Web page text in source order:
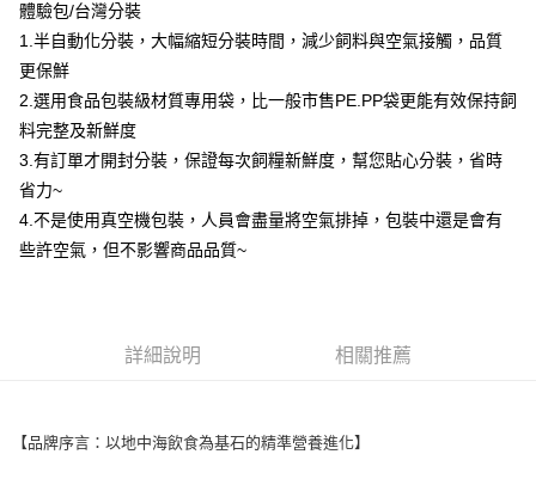
※ 交易是否成功請以「AFTEE先享後付 」之結帳頁面顯示為準，若有關於
是否繳費成功／繳費後需取消欲退款等相關疑問，請聯繫「AFTEE先享後付
【注意事項】
１．透過由恩沛科技股份有限公司提供之「AFTEE先享後付」服務完成之交
易，需依本服務之必要範圍內提供個人資料，並將交易相關給付款項請求債
權轉讓予恩沛科技股份有限公司。
２．關於個人資料處理事宜，請瀏覽以下網址：
３．未成年的使用者請事先徵得法定代理人或監護人之同意方可使用
「AFTEE先享後付」，若未經同意申辦者引起之損失，本公司不負相關責
５．嚴禁一人註冊多個帳號或使用他人資訊註冊。若發現惡意使用之情形，
體驗包/台灣分裝
1.半自動化分裝，大幅縮短分裝時間，減少飼料與空氣接觸，品質
更保鮮
2.選用食品包裝級材質專用袋，比一般市售PE.PP袋更能有效保持飼
料完整及新鮮度
3.有訂單才開封分裝，保證每次飼糧新鮮度，幫您貼心分裝，省時
省力~
4.不是使用真空機包裝，人員會盡量將空氣排掉，包裝中還是會有
些許空氣，但不影響商品品質~
詳細說明 相關推薦
【品牌序言：以地中海飲食為基石的精準營養進化】